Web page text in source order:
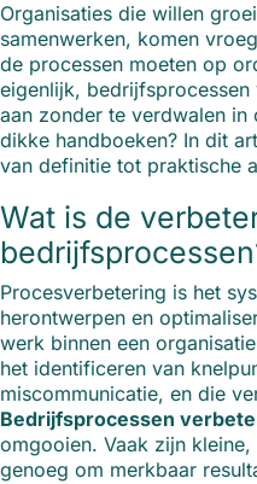
Organisaties die willen
samenwerken, komen
de processen moeten op
eigenlijk, bedrijfsprocessen
aan zonder te verdwalen
dikke handboeken? In dit
van definitie tot praktische
Wat is de
Procesverbetering is het
herontwerpen en
werk binnen een
het identificeren van
miscommunicatie, en die
Bedrijfsprocessen
omgooien. Vaak zijn
genoeg om merkbaar